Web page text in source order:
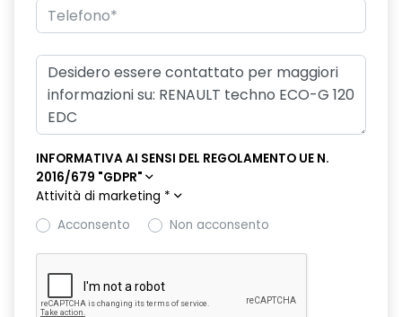
HAR02
intelligent speed assist assistenza al superamento dei limiti
di velocità
kit gonfiaggio pneumatici
Manutenzione Connessa, incluso per 8 anni
portellone posteriore manuale
INFORMATIVA AI SENSI DEL REGOLAMENTO UE N.
2016/679 "GDPR"
Attività di marketing *
Acconsento
Non acconsento